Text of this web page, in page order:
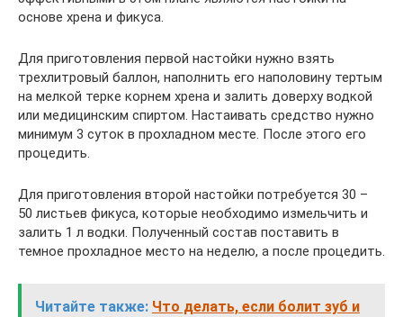
основе хрена и фикуса.
Для приготовления первой настойки нужно взять
трехлитровый баллон, наполнить его наполовину тертым
на мелкой терке корнем хрена и залить доверху водкой
или медицинским спиртом. Настаивать средство нужно
минимум 3 суток в прохладном месте. После этого его
процедить.
Для приготовления второй настойки потребуется 30 –
50 листьев фикуса, которые необходимо измельчить и
залить 1 л водки. Полученный состав поставить в
темное прохладное место на неделю, а после процедить.
Читайте также: Что делать, если болит зуб и